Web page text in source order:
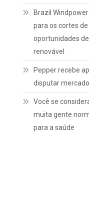
Brazil
para os cortes
oportunidades
renovável
Pepper recebe
disputar
Você se
muita gente
para a saúde